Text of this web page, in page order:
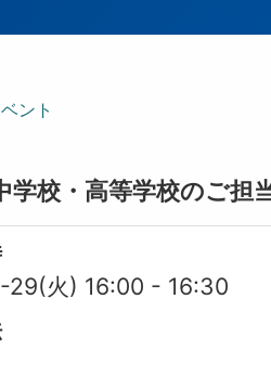
ョ
ント
学校・高等学校のご担
29(火) 16:00 - 16:30